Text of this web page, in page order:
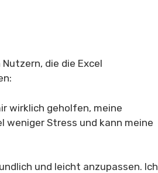
die die Excel
wirklich geholfen, meine
weniger Stress und kann meine
und leicht anzupassen. Ich